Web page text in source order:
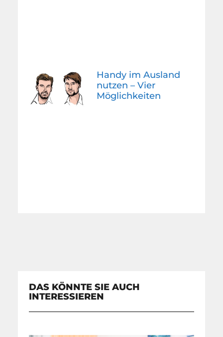
Handy im Ausland
nutzen – Vier
Möglichkeiten
DAS KÖNNTE SIE AUCH
INTERESSIEREN